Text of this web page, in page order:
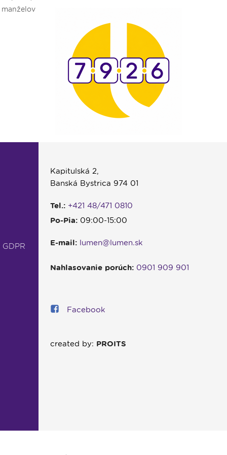
Kapitulská 2,
Banská Bystrica 974 01
Tel.: +421 48/471 0810
Po-Pia:09:00-15:00
E-mail: lumen@lumen.sk
Nahlasovanie porúch: 0901 909 901
Facebook
created by: PROITS